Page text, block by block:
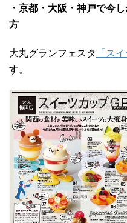
・京都・大阪・神戸で今
方
大丸グランフェスタ 「ス
す。